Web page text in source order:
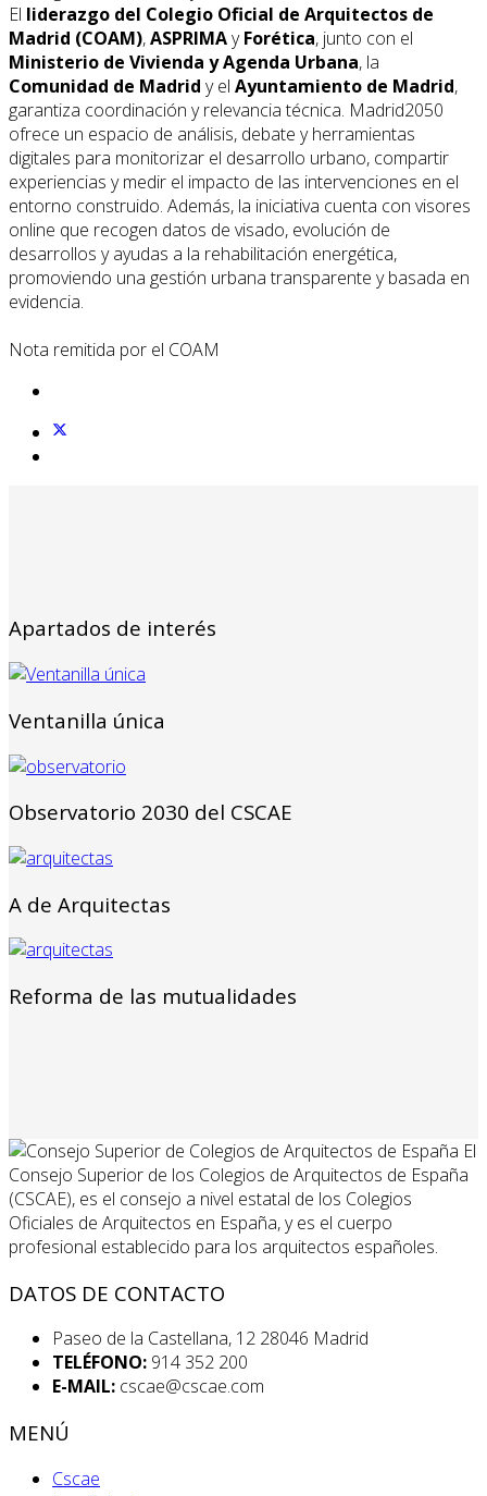
El liderazgo del Colegio Oficial de Arquitectos de
Madrid (COAM),ASPRIMAyForética, junto con el
Ministerio de Vivienda y Agenda Urbana, la
Comunidad de Madrid y el Ayuntamiento de Madrid,
garantiza coordinación y relevancia técnica. Madrid2050
ofrece un espacio de análisis, debate y herramientas
digitales para monitorizar el desarrollo urbano, compartir
experiencias y medir el impacto de las intervenciones en el
entorno construido. Además, la iniciativa cuenta con visores
online que recogen datos de visado, evolución de
desarrollos y ayudas a la rehabilitación energética,
promoviendo una gestión urbana transparente y basada en
evidencia.
Nota remitida por el COAM
Apartados de interés
Ventanilla única
Observatorio 2030 del CSCAE
A de Arquitectas
Reforma de las mutualidades
El
Consejo Superior de los Colegios de Arquitectos de España
(CSCAE), es el consejo a nivel estatal de los Colegios
Oficiales de Arquitectos en España, y es el cuerpo
profesional establecido para los arquitectos españoles.
DATOS DE CONTACTO
Paseo de la Castellana, 12 28046 Madrid
TELÉFONO: 914 352 200
E-MAIL: cscae@cscae.com
MENÚ
Cscae